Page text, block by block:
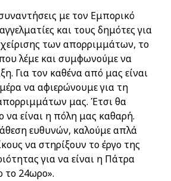
με τον Εμπορικό
και τους δημότες για
των απορριμμάτων, το
λέμε και συμφωνούμε να
Για τον καθένα από μας είναι
να αφιερώνουμε για τη
μας. Έτσι θα
να είναι η πόλη μας καθαρή.
ευθυνών, καλούμε απλά
να στηρίξουν το έργο της
για να είναι η Πάτρα
το 24ωρο».